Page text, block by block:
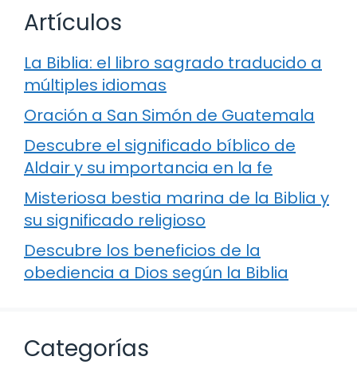
Artículos
La Biblia: el libro sagrado traducido a
múltiples idiomas
Oración a San Simón de Guatemala
Descubre el significado bíblico de
Aldair y su importancia en la fe
Misteriosa bestia marina de la Biblia y
su significado religioso
Descubre los beneficios de la
obediencia a Dios según la Biblia
Categorías